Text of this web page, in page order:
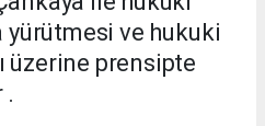
yürütmesi ve hukuki
üzerine prensipte
.